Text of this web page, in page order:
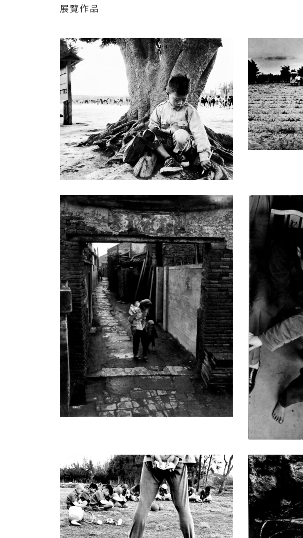
件，最後奪得1967 年大華盃金像獎年度賽第一名。大華盃評審
件作品獲得全國天后宮攝影大賽黑白、彩色雙重金獎。經過多
關鍵，優游於彩色攝影的世界。
1970 年代加入「鄉土文化攝影群」後，黃季瀛走遍臺灣各鄉鎮
變化下的過往風華。1984 年，國立歷史博物館邀請「鄉土文化
蹟」專題，黃季瀛與徐清波等人揹著相機至全臺各地取景，黃
築背後的歷史故事。同年，歷史博物館以這些珍貴的圖文資料
—國家一級古蹟專集》。
對黃季瀛來說，攝影不但是他終身的嗜好，同時也是「讀萬卷
起，黃季瀛不時前往中國拍攝照片，足跡遍及當時罕有人至的雲
過鏡頭，留存少數民族的風土人情、遼闊壯麗的邊疆風光；拍
走過的地方，在臺灣的雜誌上發表。除了中國，黃季瀛也踏遍
文字，用照片來喚起人們對生活環境更深刻細膩的關懷。
黃季瀛在1984 年加入中國攝影學會，並於1987 年獲博學會士
3月成為中國攝影學會理事長。他在學會出版的刊物《中國攝影
名攝影家，以及攝影相關技術與知識，對於推廣攝影有著相當
對於攝影的堅持始終如一，對他來說，攝影是敘寫來自心靈的
感動的珍貴瞬間，他希望自己的作品帶給人們啟發和省思，甚而
(文：葉柏強)
展覽作品